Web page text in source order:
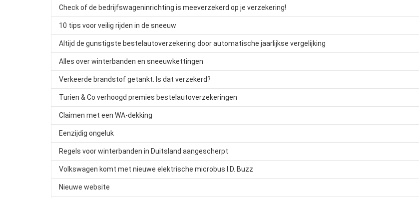
Check of de bedrijfswageninrichting is meeverzekerd op je verzekering!
10 tips voor veilig rijden in de sneeuw
Altijd de gunstigste bestelautoverzekering door automatische jaarlijkse vergelijking
Alles over winterbanden en sneeuwkettingen
Verkeerde brandstof getankt. Is dat verzekerd?
Turien & Co verhoogd premies bestelautoverzekeringen
Claimen met een WA-dekking
Eenzijdig ongeluk
Regels voor winterbanden in Duitsland aangescherpt
Volkswagen komt met nieuwe elektrische microbus I.D. Buzz
Nieuwe website